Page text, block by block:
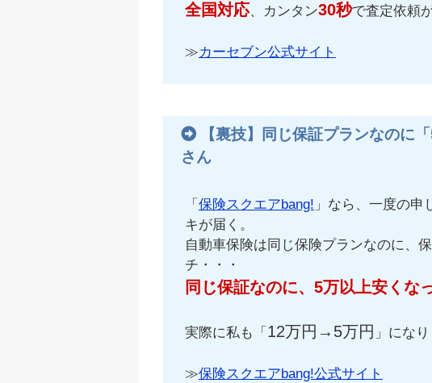
全国対応、カンタン30秒で査定依頼
≫カーセブン公式サイト
【裏技】同じ保証プランなのに
さん
「 保険スクエアbang! 」なら、一度の申
キが届く。
自動車保険は同じ保険プランなのに、
チ・・・
同じ保証なのに、5万以上安くな
実際に私も「 12万円→5万円 」にな
≫保険スクエアbang!公式サイト